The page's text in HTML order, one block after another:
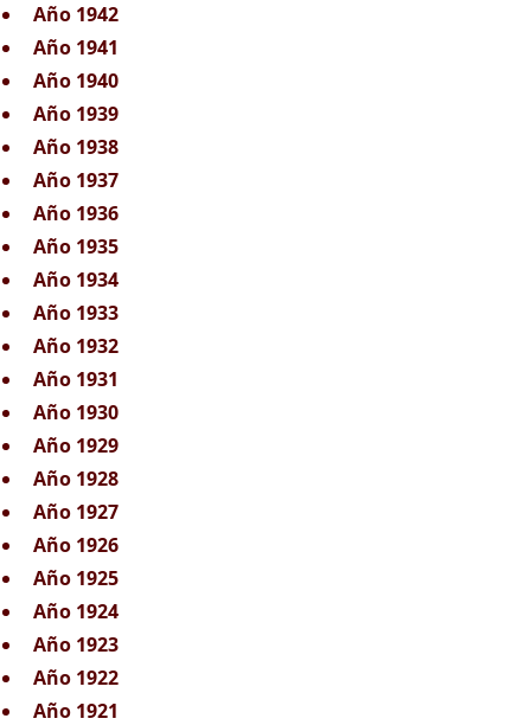
Año 1942
Año 1941
Año 1940
Año 1939
Año 1938
Año 1937
Año 1936
Año 1935
Año 1934
Año 1933
Año 1932
Año 1931
Año 1930
Año 1929
Año 1928
Año 1927
Año 1926
Año 1925
Año 1924
Año 1923
Año 1922
Año 1921